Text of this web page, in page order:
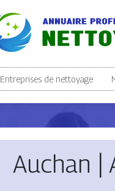
Entreprises de nettoyage
Auchan |